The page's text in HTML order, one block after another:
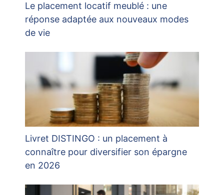
Le placement locatif meublé : une
réponse adaptée aux nouveaux modes
de vie
Livret DISTINGO : un placement à
connaître pour diversifier son épargne
en 2026